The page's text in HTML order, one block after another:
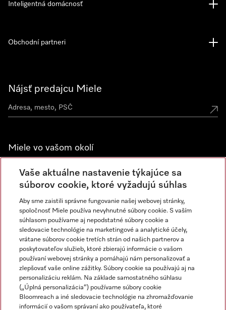
Nájsť predajcu Miele
Miele vo vašom okolí
Spoznajte predajne Miele
Newsletter
Inteligentná domácnosť
Obchodní partneri
Miele na Instagrame
Miele na YouTube
Vaše aktuálne nastavenie týkajúce sa
súborov cookie, ktoré vyžadujú súhlas
Aby sme zaistili správne fungovanie našej webovej stránky,
spoločnosť Miele používa nevyhnutné súbory cookie. S vaším
súhlasom používame aj nepodstatné súbory cookie a
sledovacie technológie na marketingové a analytické účely,
vrátane súborov cookie tretích strán od našich partnerov a
poskytovateľov služieb, ktoré zbierajú informácie o vašom
používaní webovej stránky a pomáhajú nám personalizovať a
zlepšovať vaše online zážitky. Súbory cookie sa používajú aj na
personalizáciu reklám. Na základe samostatného súhlasu
(„Úplná personalizácia“) používame súbory cookie
Bloomreach a iné sledovacie technológie na zhromažďovanie
informácií o vašom správaní ako používateľa, ktoré